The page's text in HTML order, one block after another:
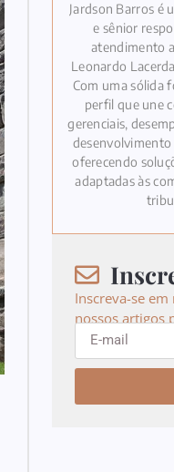
Jardson Barros é
e sênior
atendimento
Leonardo
Com uma sólida
perfil que une
gerenciais,
oferecendo
adaptadas às
Inscreva-se em
nossos artigos